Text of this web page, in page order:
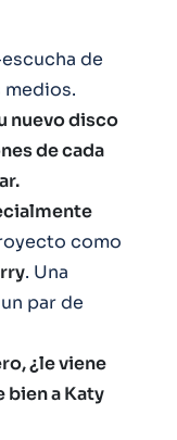
de
medios.
nuevo disco
de cada
como
. Una
par de
¿le viene
bien a Katy